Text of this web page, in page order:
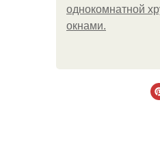
oднoкoмнaтнoй
oкнaми.